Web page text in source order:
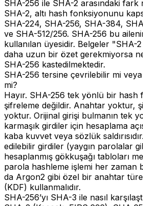
SHA-256 ile SHA-2 arasındaki fark
SHA-2, altı hash fonksiyonunu
SHA-224, SHA-256, SHA-384,
ve SHA-512/256. SHA-256 bu
kullanılan üyesidir. Belgeler "SHA-
daha uzun bir özet gerekmiyorsa
SHA-256 kastedilmektedir.
SHA-256 tersine çevrilebilir mi
mi?
Hayır. SHA-256 tek yönlü bir hash
şifreleme değildir. Anahtar yoktur,
yoktur. Orijinal girişi bulmanın tek
karmaşık girdiler için hesaplama
kaba kuvvet veya sözlük
edilebilir girdiler (yaygın parolalar
hesaplanmış gökkuşağı tabloları
parola hashleme işlemi her zaman
da Argon2 gibi özel bir anahtar
(KDF) kullanmalıdır.
SHA-256’yı SHA-3 ile nasıl